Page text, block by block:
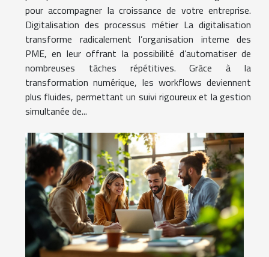
pour accompagner la croissance de votre entreprise.
Digitalisation des processus métier La digitalisation
transforme radicalement l’organisation interne des
PME, en leur offrant la possibilité d’automatiser de
nombreuses tâches répétitives. Grâce à la
transformation numérique, les workflows deviennent
plus fluides, permettant un suivi rigoureux et la gestion
simultanée de...